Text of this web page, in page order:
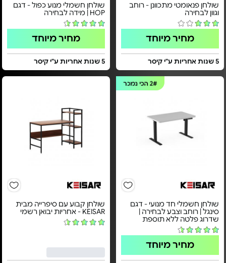
שולחן פנאומטי מתכוונן - רוחב
וגוון לבחירה
מחיר מיוחד
5 שנות אחריות ע"י קיסר
שולחן חשמלי מנוע כפול - דגם
HOP | מידה לבחירה
מחיר מיוחד
5 שנות אחריות ע"י קיסר
2#הכי נמכר
שולחן חשמלי חד מנועי - דגם
סינגל | רוחב וצבע לבחירה |
שדרוג פלטה ללא תוספת
מחיר מיוחד
שולחן קבוע עם סיפרייה מבית
KEISAR - אחריות יבואן רשמי